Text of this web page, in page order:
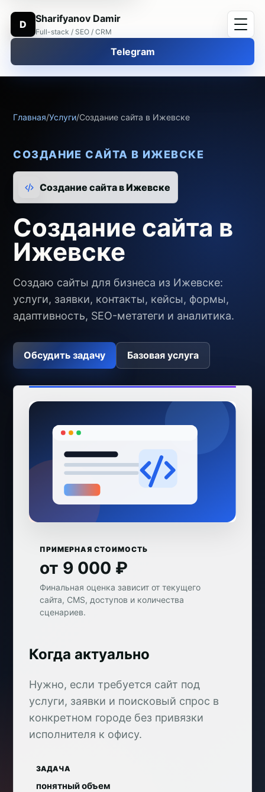
D Sharifyanov Damir
Full-stack / SEO / CRM
Telegram
Главная/Услуги/Создание сайта в Ижевске
СОЗДАНИЕ САЙТА В ИЖЕВСКЕ
Создание сайта в Ижевске
Создание сайта в
Ижевске
Создаю сайты для бизнеса из Ижевске:
услуги, заявки, контакты, кейсы, формы,
адаптивность, SEO-метатеги и аналитика.
Обсудить задачу Базовая услуга
ПРИМЕРНАЯ СТОИМОСТЬ
от 9 000 ₽
Финальная оценка зависит от текущего
сайта, CMS, доступов и количества
сценариев.
Когда актуально
Нужно, если требуется сайт под
услуги, заявки и поисковый спрос в
конкретном городе без привязки
исполнителя к офису.
ЗАДАЧА
понятный объем